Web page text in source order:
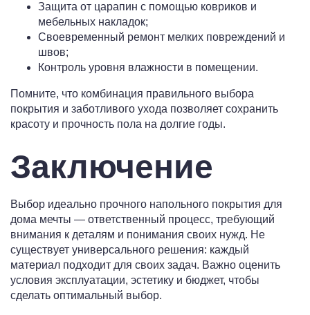
Защита от царапин с помощью ковриков и
мебельных накладок;
Своевременный ремонт мелких повреждений и
швов;
Контроль уровня влажности в помещении.
Помните, что комбинация правильного выбора
покрытия и заботливого ухода позволяет сохранить
красоту и прочность пола на долгие годы.
Заключение
Выбор идеально прочного напольного покрытия для
дома мечты — ответственный процесс, требующий
внимания к деталям и понимания своих нужд. Не
существует универсального решения: каждый
материал подходит для своих задач. Важно оценить
условия эксплуатации, эстетику и бюджет, чтобы
сделать оптимальный выбор.